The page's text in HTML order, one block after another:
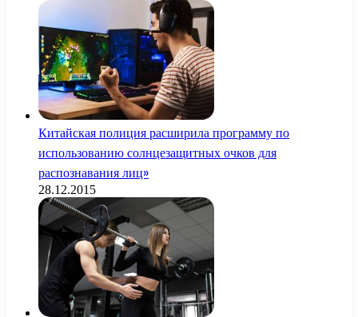
Китайская полиция расширила программу по
использованию солнцезащитных очков для
распознавания лиц»
28.12.2015